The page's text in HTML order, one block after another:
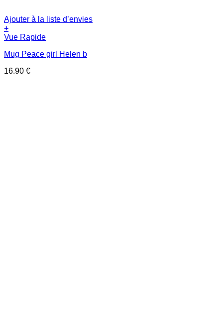
Ajouter à la liste d’envies
+
Vue Rapide
Mug Peace girl Helen b
16.90 €